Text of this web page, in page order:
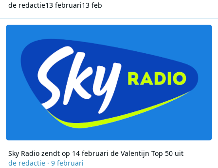
de redactie13 februari13 feb
Sky Radio zendt op 14 februari de Valentijn Top 50 uit
Sky Radio zendt op 14 februari de Valentijn Top 50 uit
de redactie· 9 februari